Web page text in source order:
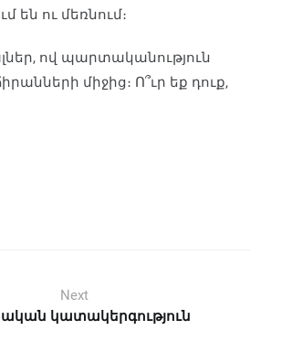
ու մեռնում։
ով պարտականություն
միջից։ Ո՞ւր եք դուք,
Next
կատակերգություն